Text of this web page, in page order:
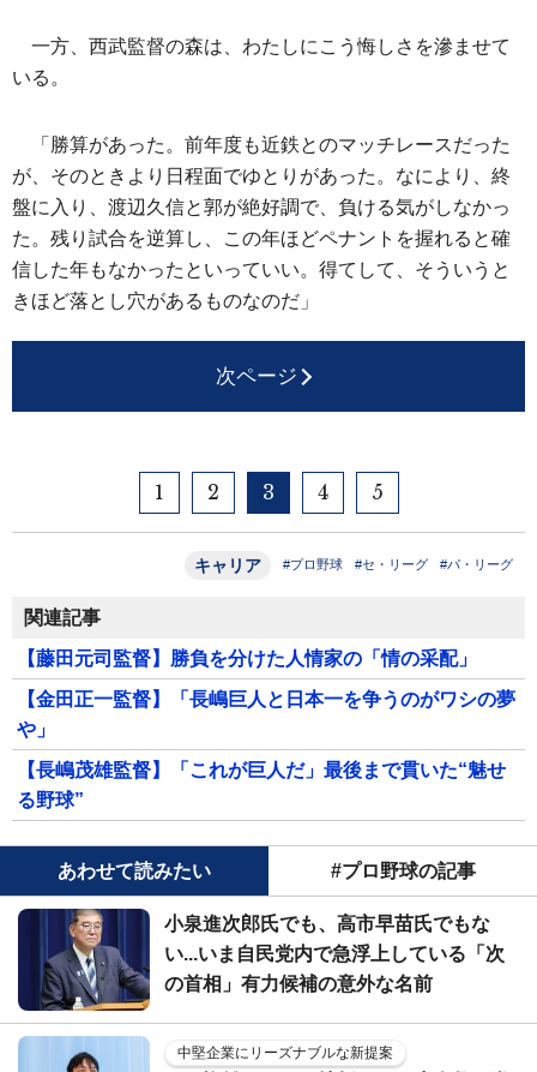
一方、西武監督の森は、わたしにこう悔しさを滲ませて
いる。
「勝算があった。前年度も近鉄とのマッチレースだった
が、そのときより日程面でゆとりがあった。なにより、終
盤に入り、渡辺久信と郭が絶好調で、負ける気がしなかっ
た。残り試合を逆算し、この年ほどペナントを握れると確
信した年もなかったといっていい。得てして、そういうと
きほど落とし穴があるものなのだ」
次ページ
1 2 3 4 5
キャリア #プロ野球 #セ・リーグ #パ・リーグ
関連記事
【藤田元司監督】勝負を分けた人情家の「情の采配」
【金田正一監督】「長嶋巨人と日本一を争うのがワシの夢
や」
【長嶋茂雄監督】「これが巨人だ」最後まで貫いた“魅せ
る野球”
あわせて読みたい #プロ野球の記事
小泉進次郎氏でも、高市早苗氏でもな
い...いま自民党内で急浮上している「次
の首相」有力候補の意外な名前
中堅企業にリーズナブルな新提案